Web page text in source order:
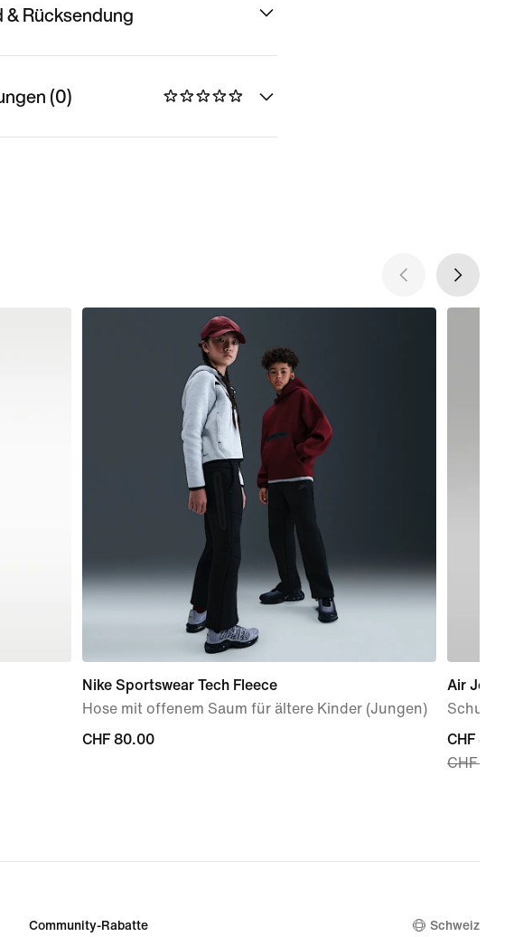
& Rücksendung
(0)
Nike Sportswear Tech Fleece
Hose mit offenem Saum für ältere Kinder (Jungen)
CHF 80.00
CHF 80.00
Air Jordan
Schuh
current
price
CHF 115.00
CHF 80.99
CHF
Community-Rabatte Schweiz